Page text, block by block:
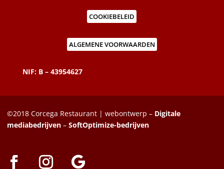
COOKIEBELEID
ALGEMENE VOORWAARDEN
NIF: B – 43954627
©2018 Corcega Restaurant | webontwerp – Digitale
mediabedrijven – SoftOptimize-bedrijven